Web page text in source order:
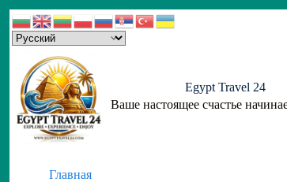
Skip
to
content
Egypt Travel 24
Ваше настоящее счастье
Главная